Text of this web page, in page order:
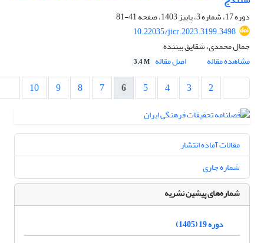
دوره 17، شماره 3، پاییز 1403، صفحه
41-81
10.22035/jicr.2023.3199.3498
جمال محمدی، شقایق بیننده
مشاهده مقاله
اصل مقاله 3.4 M
2
3
4
5
6
7
8
9
10
مقالات آماده انتشار
شماره جاری
شماره‌های پیشین نشریه
دوره 19 (1405)